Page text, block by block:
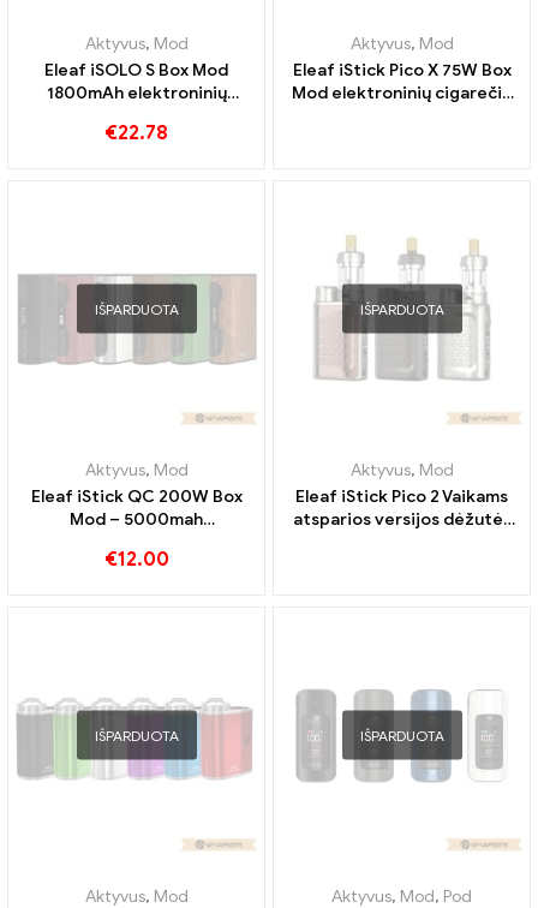
Aktyvus, Mod
Eleaf iSOLO S Box Mod
1800mAh elektroninių
prekyba 丨Custom
€22.78
Aktyvus, Mod
Eleaf iStick Pico X 75W Box
Mod elektroninių cigarečių
IŠPARDUOTA
Aktyvus, Mod
Eleaf iStick QC 200W Box
Mod – 5000mah
didmeninė prekyba 丨
€12.00
IŠPARDUOTA
Aktyvus, Mod
Eleaf iStick Pico 2 Vaikams
atsparios versijos dėžutės
IŠPARDUOTA
Aktyvus, Mod
IŠPARDUOTA
Aktyvus, Mod, Pod